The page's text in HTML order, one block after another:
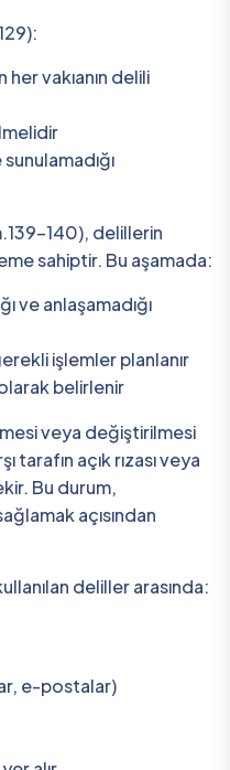
her vakıanın delili
140), delillerin
sahiptir. Bu aşamada:
ve anlaşamadığı
işlemler planlanır
belirlenir
veya değiştirilmesi
tarafın açık rızası veya
Bu durum,
açısından
deliller arasında:
e-postalar)